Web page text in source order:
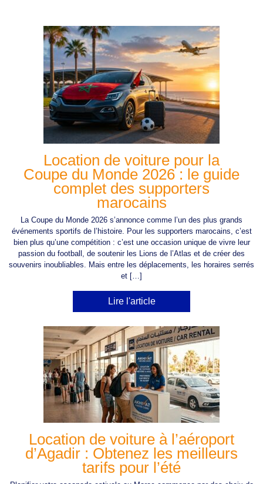
Location de voiture pour la
Coupe du Monde 2026 : le guide
complet des supporters
marocains
La Coupe du Monde 2026 s’annonce comme l’un des plus grands
événements sportifs de l’histoire. Pour les supporters marocains, c’est
bien plus qu’une compétition : c’est une occasion unique de vivre leur
passion du football, de soutenir les Lions de l’Atlas et de créer des
souvenirs inoubliables. Mais entre les déplacements, les horaires serrés
et […]
Lire l'article
Location de voiture à l’aéroport
d’Agadir : Obtenez les meilleurs
tarifs pour l’été